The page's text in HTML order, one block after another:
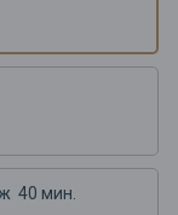
40 мин.